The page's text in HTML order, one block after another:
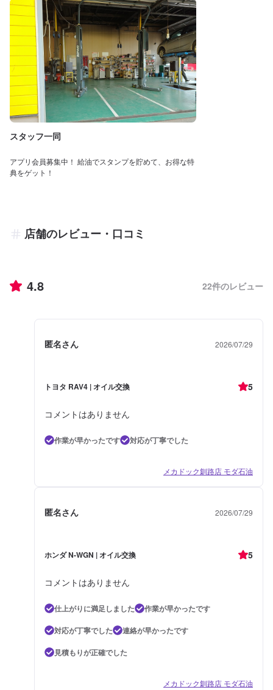
スタッフ一同
アプリ会員募集中！ 給油でスタンプを貯めて、お得な特
典をゲット！
店舗のレビュー・口コミ
4.8 22件のレビュー
匿名さん 2026/07/29
トヨタ RAV4 | オイル交換 5
コメントはありません
作業が早かったです 対応が丁寧でした
メカドック釧路店 モダ石油
匿名さん 2026/07/29
ホンダ N-WGN | オイル交換 5
コメントはありません
仕上がりに満足しました
作業が早かったです
対応が丁寧でした
連絡が早かったです
見積もりが正確でした
メカドック釧路店 モダ石油